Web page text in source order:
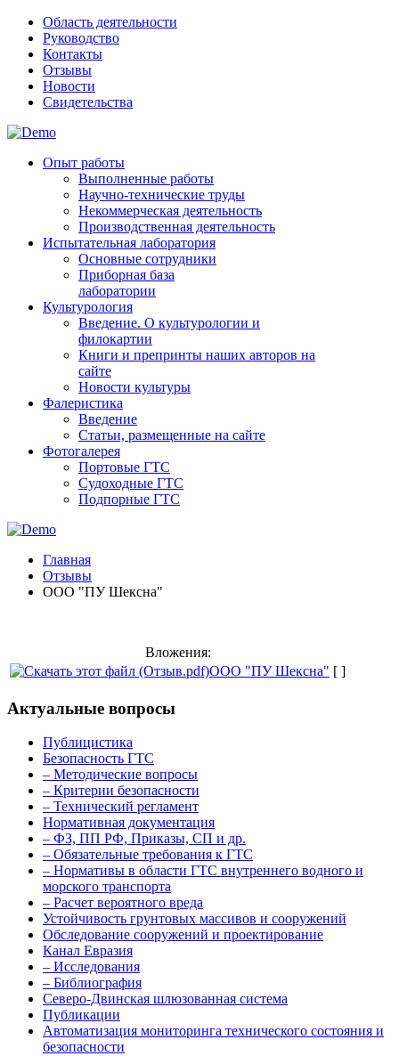
Область деятельности
Руководство
Контакты
Отзывы
Новости
Свидетельства
Опыт работы
Выполненные работы
Научно-технические труды
Некоммерческая деятельность
Производственная деятельность
Испытательная лаборатория
Основные сотрудники
Приборная база
лаборатории
Культурология
Введение. О культурологии и
филокартии
Книги и препринты наших авторов на
сайте
Новости культуры
Фалеристика
Введение
Статьи, размещенные на сайте
Фотогалерея
Портовые ГТС
Судоходные ГТС
Подпорные ГТС
Главная
Отзывы
ООО "ПУ Шексна"
Вложения:
ООО "ПУ Шексна" [ ]
Актуальные вопросы
Публицистика
Безопасность ГТС
– Методические вопросы
– Критерии безопасности
– Технический регламент
Нормативная документация
– ФЗ, ПП РФ, Приказы, СП и др.
– Обязательные требования к ГТС
– Нормативы в области ГТС внутреннего водного и
морского транспорта
– Расчет вероятного вреда
Устойчивость грунтовых массивов и сооружений
Обследование сооружений и проектирование
Канал Евразия
– Исследования
– Библиография
Северо-Двинская шлюзованная система
Публикации
Автоматизация мониторинга технического состояния и
безопасности